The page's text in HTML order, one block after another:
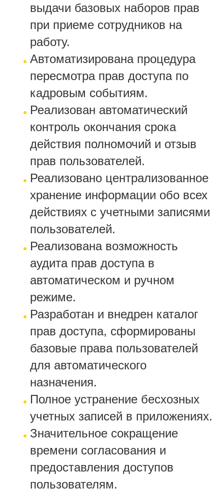
выдачи базовых наборов прав
при приеме сотрудников на
работу.
Автоматизирована процедура
пересмотра прав доступа по
кадровым событиям.
Реализован автоматический
контроль окончания срока
действия полномочий и отзыв
прав пользователей.
Реализовано централизованное
хранение информации обо всех
действиях с учетными записями
пользователей.
Реализована возможность
аудита прав доступа в
автоматическом и ручном
режиме.
Разработан и внедрен каталог
прав доступа, сформированы
базовые права пользователей
для автоматического
назначения.
Полное устранение бесхозных
учетных записей в приложениях.
Значительное сокращение
времени согласования и
предоставления доступов
пользователям.